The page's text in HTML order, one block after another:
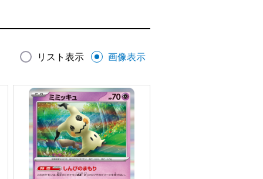
リスト表示 画像表示